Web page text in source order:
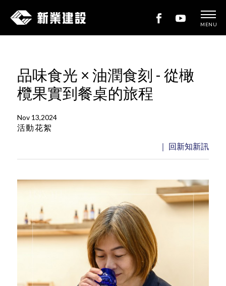
新
建
設
MENU
品味食光 × 油潤食刻 - 從橄
欖果實到餐桌的旅程
Nov 13,2024
活動花絮
｜ 回新知新訊